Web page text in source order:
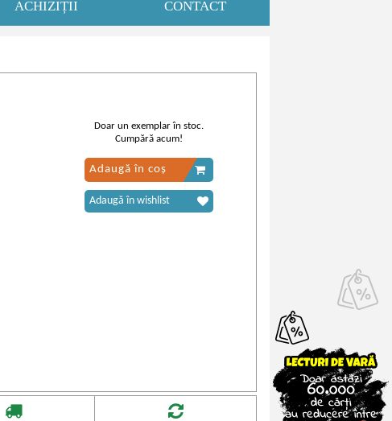
ACHIZIȚII CONTACT
Doar un exemplar în stoc.
Cumpără acum!
Adaugă în coș
Adaugă în wishlist